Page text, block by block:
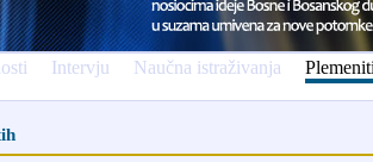
Intervju Naučna istraživanja